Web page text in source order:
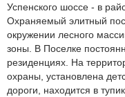
Успенского шоссе - в
Охраняемый элитный
окружении лесного
зоны. В Поселке
резиденциях. На
охраны, установлена
дороги, находится в